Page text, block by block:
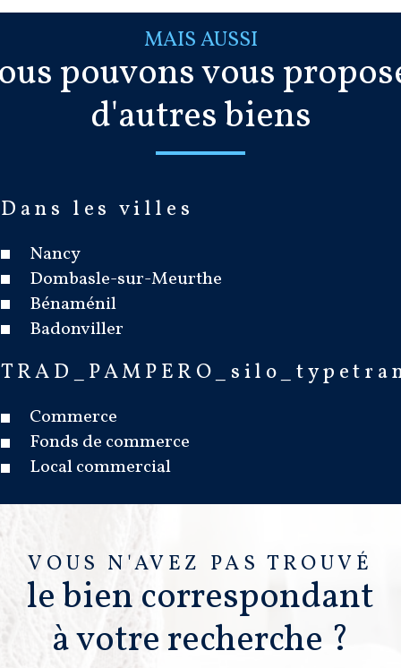
MAIS AUSSI
pouvons vous
d'autres biens
Dans les villes
Nancy
Dombasle-sur-Meurthe
Bénaménil
Badonviller
Commerce
Fonds de commerce
Local commercial
VOUS N'AVEZ PAS TROUVÉ
le bien correspondant
à votre recherche ?